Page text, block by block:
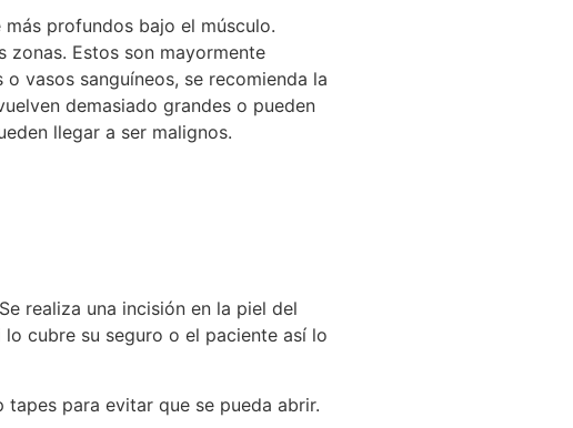
profundos bajo el músculo.
zonas. Estos son mayormente
vasos sanguíneos, se recomienda la
demasiado grandes o pueden
llegar a ser malignos.
realiza una incisión en la piel del
cubre su seguro o el paciente así lo
para evitar que se pueda abrir.